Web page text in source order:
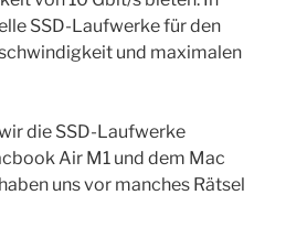
SSD-Laufwerke für den
und maximalen
die SSD-Laufwerke
Air M1 und dem Mac
uns vor manches Rätsel